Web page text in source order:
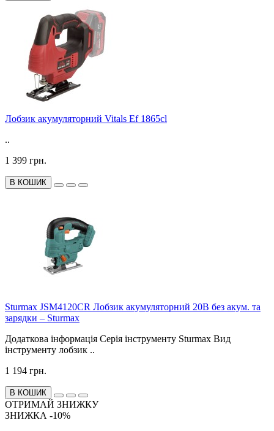
Лобзик акумуляторний Vitals Ef 1865сl
..
1 399 грн.
В КОШИК
Sturmax JSM4120CR Лобзик акумуляторний 20В без акум. та
зарядки – Sturmax
Додаткова інформація Серія інструменту Sturmax Вид
інструменту лобзик ..
1 194 грн.
В КОШИК
ОТРИМАЙ ЗНИЖКУ
ЗНИЖКА -10%